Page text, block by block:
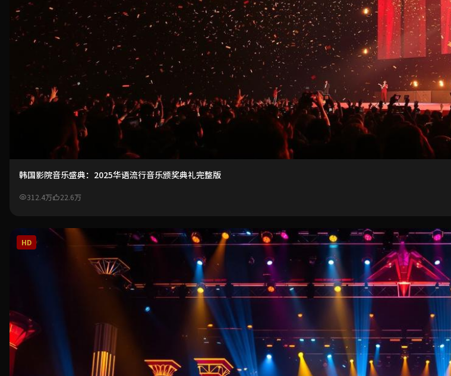
韩国影院音乐盛典：2025华语流行音乐颁奖典礼完整版
312.4万 22.6万
HD